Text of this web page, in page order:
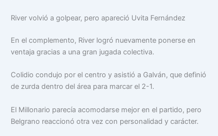
River volvió a golpear, pero apareció Uvita Fernández
En el complemento, River logró nuevamente ponerse en
ventaja gracias a una gran jugada colectiva.
Colidio condujo por el centro y asistió a Galván, que definió
de zurda dentro del área para marcar el 2-1.
El Millonario parecía acomodarse mejor en el partido, pero
Belgrano reaccionó otra vez con personalidad y carácter.